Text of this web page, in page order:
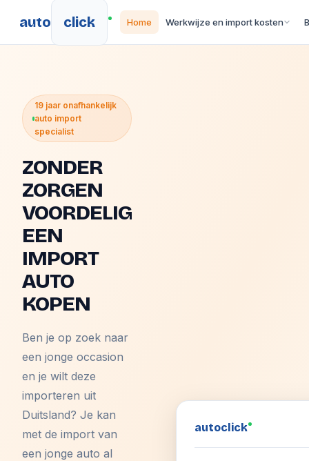
auto click Home Werkwijze en import kosten
19 jaar onafhankelijk
auto import
specialist
ZONDER
ZORGEN
VOORDELIG
EEN
IMPORT
AUTO
KOPEN
Ben je op zoek naar
een jonge occasion
en je wilt deze
importeren uit
Duitsland? Je kan
met de import van
een jonge auto al
autoclick